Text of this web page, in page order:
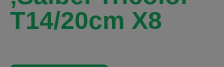
T14/20cm X8